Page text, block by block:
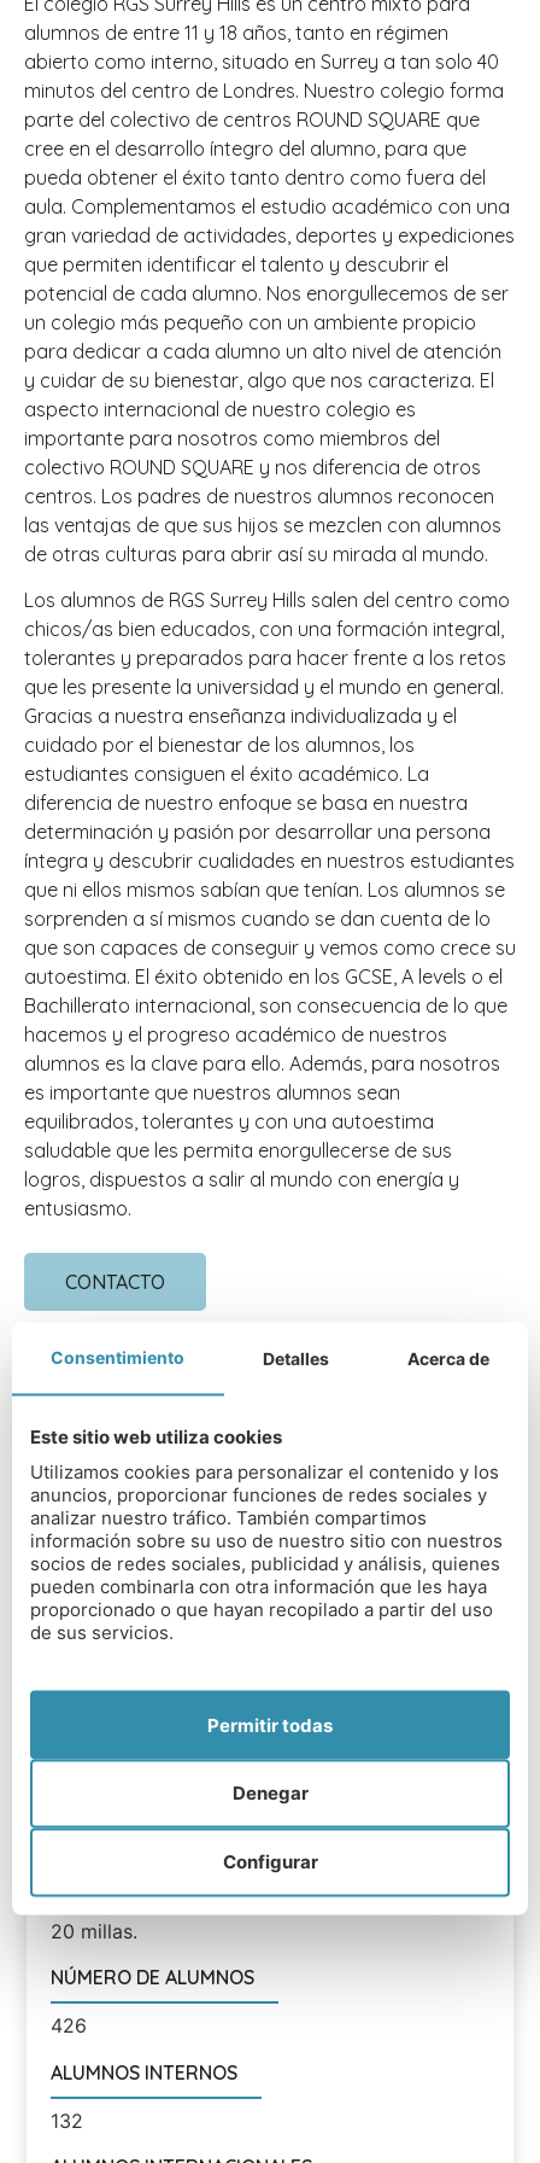
alumnos de entre 11 y 18 años, tanto en régimen
abierto como interno, situado en Surrey a tan solo 40
minutos del centro de Londres. Nuestro colegio forma
parte del colectivo de centros ROUND SQUARE que
cree en el desarrollo íntegro del alumno, para que
pueda obtener el éxito tanto dentro como fuera del
aula. Complementamos el estudio académico con una
gran variedad de actividades, deportes y expediciones
que permiten identificar el talento y descubrir el
potencial de cada alumno. Nos enorgullecemos de ser
un colegio más pequeño con un ambiente propicio
para dedicar a cada alumno un alto nivel de atención
y cuidar de su bienestar, algo que nos caracteriza. El
aspecto internacional de nuestro colegio es
importante para nosotros como miembros del
colectivo ROUND SQUARE y nos diferencia de otros
centros. Los padres de nuestros alumnos reconocen
las ventajas de que sus hijos se mezclen con alumnos
de otras culturas para abrir así su mirada al mundo.
Los alumnos de RGS Surrey Hills salen del centro como
chicos/as bien educados, con una formación integral,
tolerantes y preparados para hacer frente a los retos
que les presente la universidad y el mundo en general.
Gracias a nuestra enseñanza individualizada y el
cuidado por el bienestar de los alumnos, los
estudiantes consiguen el éxito académico. La
diferencia de nuestro enfoque se basa en nuestra
determinación y pasión por desarrollar una persona
íntegra y descubrir cualidades en nuestros estudiantes
que ni ellos mismos sabían que tenían. Los alumnos se
sorprenden a sí mismos cuando se dan cuenta de lo
que son capaces de conseguir y vemos como crece su
autoestima. El éxito obtenido en los GCSE, A levels o el
Bachillerato internacional, son consecuencia de lo que
hacemos y el progreso académico de nuestros
alumnos es la clave para ello. Además, para nosotros
es importante que nuestros alumnos sean
equilibrados, tolerantes y con una autoestima
saludable que les permita enorgullecerse de sus
logros, dispuestos a salir al mundo con energía y
entusiasmo.
CONTACTO
DIRECCIÓN DEL COLEGIO
RGS Surrey Hills, London Rd, Dorking, Surrey,
RH5 6EA
TIPO DE COLEGIO
Mixto
DISTANCIA DESDE AEROPUERTOS
Heathrow - 30 minutos en coche; Gatwick - 25
minutos en coche.
20 millas.
NÚMERO DE ALUMNOS
426
ALUMNOS INTERNOS
132
Consentimiento Detalles Acerca de
Este sitio web utiliza cookies
Utilizamos cookies para personalizar el contenido y los
anuncios, proporcionar funciones de redes sociales y
analizar nuestro tráfico. También compartimos
información sobre su uso de nuestro sitio con nuestros
socios de redes sociales, publicidad y análisis, quienes
pueden combinarla con otra información que les haya
proporcionado o que hayan recopilado a partir del uso
de sus servicios.
Configurar
Denegar
Permitir todas